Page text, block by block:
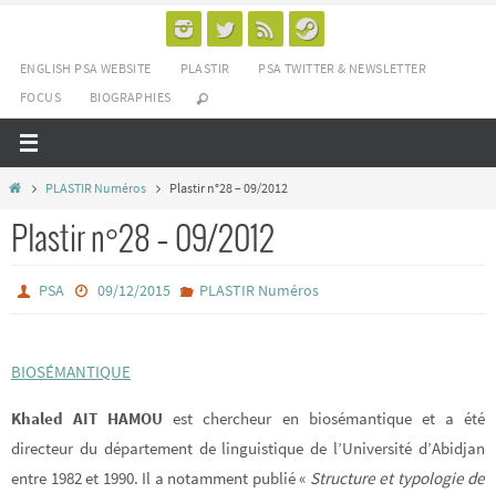
contenu
ENGLISH PSA WEBSITE PLASTIR
PSA TWITTER & NEWSLETTER
FOCUS
BIOGRAPHIES
HomePLASTIR Numéros Plastir n°28 – 09/2012
Plastir n°28 – 09/2012
PSA 09/12/2015 PLASTIR Numéros
BIOSÉMANTIQUE
Khaled AIT HAMOU est chercheur en biosémantique et a été
directeur du département de linguistique de l’Université d’Abidjan
entre 1982 et 1990. Il a notamment publié « Structure et typologie de